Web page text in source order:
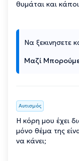
θυμάται και
Να ξεκινησετε
Μαζί
Αυτισμός
Η κόρη μου έχει
μόνο θέμα της
να κάνει;